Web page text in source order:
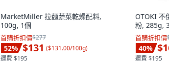
MarketMiller 拉麵蔬菜乾燥配料,
100g, 1個
首購折扣價$277
52% $131 ($131.00/100g)
運費 $195
OTOKI 不
粉, 285g,
首購折扣價
40%
運費 $195